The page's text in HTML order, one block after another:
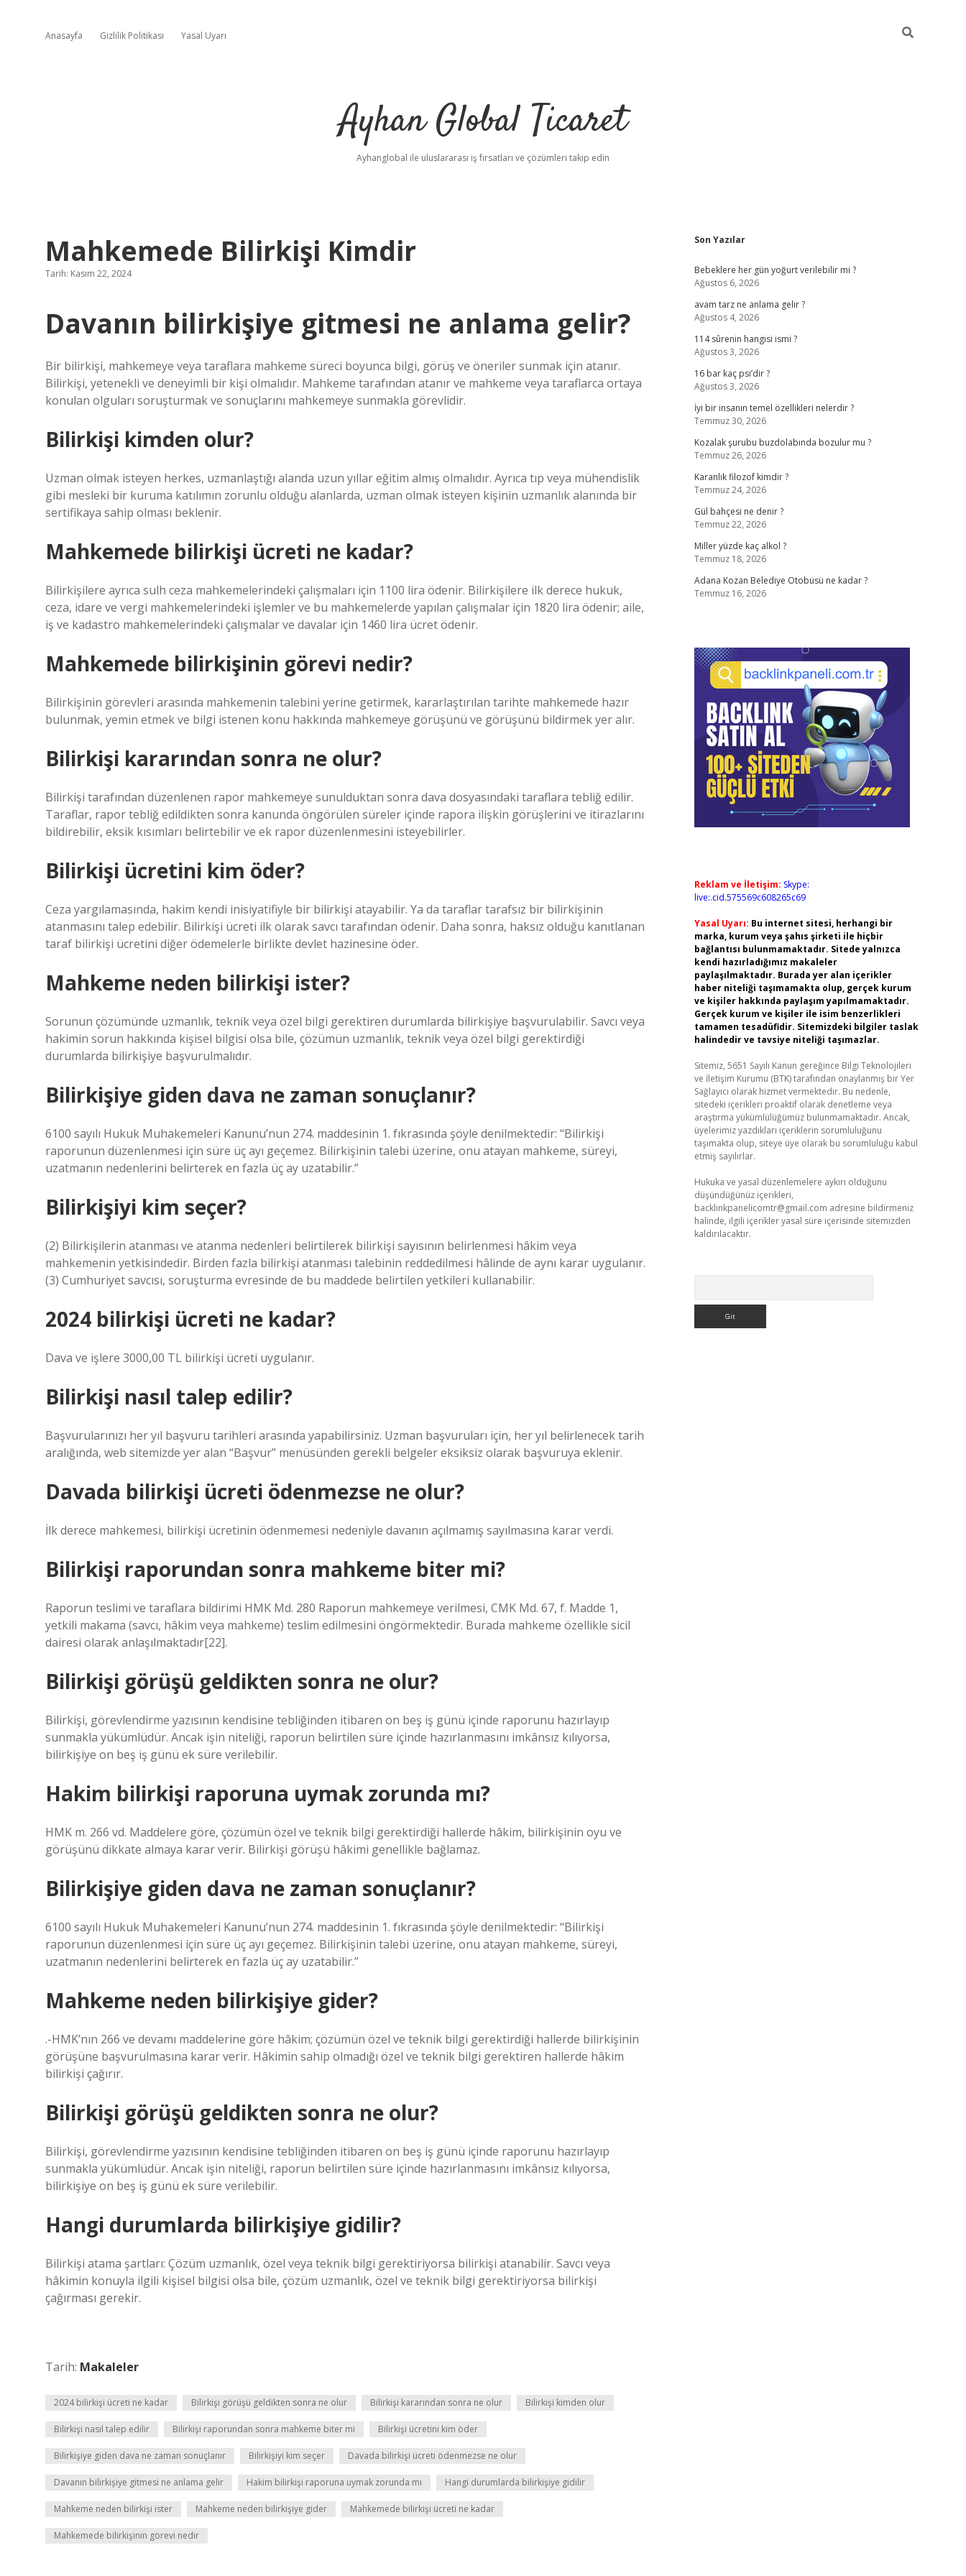
Anasayfa Gizlilik Politikası Yasal Uyarı
Ayhan Global Ticaret
Ayhanglobal ile uluslararası iş fırsatları ve çözümleri takip edin
Mahkemede Bilirkişi Kimdir
Tarih: Kasım 22, 2024
Davanın bilirkişiye gitmesi ne anlama gelir?
Bir bilirkişi, mahkemeye veya taraflara mahkeme süreci boyunca bilgi, görüş ve öneriler sunmak için atanır.
Bilirkişi, yetenekli ve deneyimli bir kişi olmalıdır. Mahkeme tarafından atanır ve mahkeme veya taraflarca ortaya
konulan olguları soruşturmak ve sonuçlarını mahkemeye sunmakla görevlidir.
Bilirkişi kimden olur?
Uzman olmak isteyen herkes, uzmanlaştığı alanda uzun yıllar eğitim almış olmalıdır. Ayrıca tıp veya mühendislik
gibi mesleki bir kuruma katılımın zorunlu olduğu alanlarda, uzman olmak isteyen kişinin uzmanlık alanında bir
sertifikaya sahip olması beklenir.
Mahkemede bilirkişi ücreti ne kadar?
Bilirkişilere ayrıca sulh ceza mahkemelerindeki çalışmaları için 1100 lira ödenir. Bilirkişilere ilk derece hukuk,
ceza, idare ve vergi mahkemelerindeki işlemler ve bu mahkemelerde yapılan çalışmalar için 1820 lira ödenir; aile,
iş ve kadastro mahkemelerindeki çalışmalar ve davalar için 1460 lira ücret ödenir.
Mahkemede bilirkişinin görevi nedir?
Bilirkişinin görevleri arasında mahkemenin talebini yerine getirmek, kararlaştırılan tarihte mahkemede hazır
bulunmak, yemin etmek ve bilgi istenen konu hakkında mahkemeye görüşünü ve görüşünü bildirmek yer alır.
Bilirkişi kararından sonra ne olur?
Bilirkişi tarafından düzenlenen rapor mahkemeye sunulduktan sonra dava dosyasındaki taraflara tebliğ edilir.
Taraflar, rapor tebliğ edildikten sonra kanunda öngörülen süreler içinde rapora ilişkin görüşlerini ve itirazlarını
bildirebilir, eksik kısımları belirtebilir ve ek rapor düzenlenmesini isteyebilirler.
Bilirkişi ücretini kim öder?
Ceza yargılamasında, hakim kendi inisiyatifiyle bir bilirkişi atayabilir. Ya da taraflar tarafsız bir bilirkişinin
atanmasını talep edebilir. Bilirkişi ücreti ilk olarak savcı tarafından ödenir. Daha sonra, haksız olduğu kanıtlanan
taraf bilirkişi ücretini diğer ödemelerle birlikte devlet hazinesine öder.
Mahkeme neden bilirkişi ister?
Sorunun çözümünde uzmanlık, teknik veya özel bilgi gerektiren durumlarda bilirkişiye başvurulabilir. Savcı veya
hakimin sorun hakkında kişisel bilgisi olsa bile, çözümün uzmanlık, teknik veya özel bilgi gerektirdiği
durumlarda bilirkişiye başvurulmalıdır.
Bilirkişiye giden dava ne zaman sonuçlanır?
6100 sayılı Hukuk Muhakemeleri Kanunu’nun 274. maddesinin 1. fıkrasında şöyle denilmektedir: “Bilirkişi
raporunun düzenlenmesi için süre üç ayı geçemez. Bilirkişinin talebi üzerine, onu atayan mahkeme, süreyi,
uzatmanın nedenlerini belirterek en fazla üç ay uzatabilir.”
Bilirkişiyi kim seçer?
(2) Bilirkişilerin atanması ve atanma nedenleri belirtilerek bilirkişi sayısının belirlenmesi hâkim veya
mahkemenin yetkisindedir. Birden fazla bilirkişi atanması talebinin reddedilmesi hâlinde de aynı karar uygulanır.
(3) Cumhuriyet savcısı, soruşturma evresinde de bu maddede belirtilen yetkileri kullanabilir.
2024 bilirkişi ücreti ne kadar?
Dava ve işlere 3000,00 TL bilirkişi ücreti uygulanır.
Bilirkişi nasıl talep edilir?
Başvurularınızı her yıl başvuru tarihleri ​​arasında yapabilirsiniz. Uzman başvuruları için, her yıl belirlenecek tarih
aralığında, web sitemizde yer alan “Başvur” menüsünden gerekli belgeler eksiksiz olarak başvuruya eklenir.
Davada bilirkişi ücreti ödenmezse ne olur?
İlk derece mahkemesi, bilirkişi ücretinin ödenmemesi nedeniyle davanın açılmamış sayılmasına karar verdi.
Bilirkişi raporundan sonra mahkeme biter mi?
Raporun teslimi ve taraflara bildirimi HMK Md. 280 Raporun mahkemeye verilmesi, CMK Md. 67, f. Madde 1,
yetkili makama (savcı, hâkim veya mahkeme) teslim edilmesini öngörmektedir. Burada mahkeme özellikle sicil
dairesi olarak anlaşılmaktadır[22].
Bilirkişi görüşü geldikten sonra ne olur?
Bilirkişi, görevlendirme yazısının kendisine tebliğinden itibaren on beş iş günü içinde raporunu hazırlayıp
sunmakla yükümlüdür. Ancak işin niteliği, raporun belirtilen süre içinde hazırlanmasını imkânsız kılıyorsa,
bilirkişiye on beş iş günü ek süre verilebilir.
Hakim bilirkişi raporuna uymak zorunda mı?
HMK m. 266 vd. Maddelere göre, çözümün özel ve teknik bilgi gerektirdiği hallerde hâkim, bilirkişinin oyu ve
görüşünü dikkate almaya karar verir. Bilirkişi görüşü hâkimi genellikle bağlamaz.
Bilirkişiye giden dava ne zaman sonuçlanır?
6100 sayılı Hukuk Muhakemeleri Kanunu’nun 274. maddesinin 1. fıkrasında şöyle denilmektedir: “Bilirkişi
raporunun düzenlenmesi için süre üç ayı geçemez. Bilirkişinin talebi üzerine, onu atayan mahkeme, süreyi,
uzatmanın nedenlerini belirterek en fazla üç ay uzatabilir.”
Mahkeme neden bilirkişiye gider?
.-HMK’nın 266 ve devamı maddelerine göre hâkim; çözümün özel ve teknik bilgi gerektirdiği hallerde bilirkişinin
görüşüne başvurulmasına karar verir. Hâkimin sahip olmadığı özel ve teknik bilgi gerektiren hallerde hâkim
bilirkişi çağırır.
Bilirkişi görüşü geldikten sonra ne olur?
Bilirkişi, görevlendirme yazısının kendisine tebliğinden itibaren on beş iş günü içinde raporunu hazırlayıp
sunmakla yükümlüdür. Ancak işin niteliği, raporun belirtilen süre içinde hazırlanmasını imkânsız kılıyorsa,
bilirkişiye on beş iş günü ek süre verilebilir.
Hangi durumlarda bilirkişiye gidilir?
Bilirkişi atama şartları: Çözüm uzmanlık, özel veya teknik bilgi gerektiriyorsa bilirkişi atanabilir. Savcı veya
hâkimin konuyla ilgili kişisel bilgisi olsa bile, çözüm uzmanlık, özel ve teknik bilgi gerektiriyorsa bilirkişi
çağırması gerekir.
Tarih: Makaleler
2024 bilirkişi ücreti ne kadar Bilirkişi görüşü geldikten sonra ne olur Bilirkişi kararından sonra ne olur Bilirkişi kimden olur
Bilirkişi nasıl talep edilir Bilirkişi raporundan sonra mahkeme biter mi Bilirkişi ücretini kim öder
Bilirkişiye giden dava ne zaman sonuçlanır Bilirkişiyi kim seçer Davada bilirkişi ücreti ödenmezse ne olur
Davanın bilirkişiye gitmesi ne anlama gelir Hakim bilirkişi raporuna uymak zorunda mı Hangi durumlarda bilirkişiye gidilir
Mahkeme neden bilirkişi ister Mahkeme neden bilirkişiye gider Mahkemede bilirkişi ücreti ne kadar
Mahkemede bilirkişinin görevi nedir
Sidebar
Son Yazılar
Bebeklere her gün yoğurt verilebilir mi ?
Ağustos 6, 2026
avam tarz ne anlama gelir ?
Ağustos 4, 2026
114 sûrenin hangisi ismi ?
Ağustos 3, 2026
16 bar kaç psi’dir ?
Ağustos 3, 2026
İyi bir insanın temel özellikleri nelerdir ?
Temmuz 30, 2026
Kozalak şurubu buzdolabında bozulur mu ?
Temmuz 26, 2026
Karanlık filozof kimdir ?
Temmuz 24, 2026
Gül bahçesi ne denir ?
Temmuz 22, 2026
Miller yüzde kaç alkol ?
Temmuz 18, 2026
Adana Kozan Belediye Otobüsü ne kadar ?
Temmuz 16, 2026
Reklam ve İletişim: Skype:
live:.cid.575569c608265c69
Yasal Uyarı: Bu internet sitesi, herhangi bir
marka, kurum veya şahıs şirketi ile hiçbir
bağlantısı bulunmamaktadır. Sitede yalnızca
kendi hazırladığımız makaleler
paylaşılmaktadır. Burada yer alan içerikler
haber niteliği taşımamakta olup, gerçek kurum
ve kişiler hakkında paylaşım yapılmamaktadır.
Gerçek kurum ve kişiler ile isim benzerlikleri
tamamen tesadüfidir. Sitemizdeki bilgiler taslak
halindedir ve tavsiye niteliği taşımazlar.
Sitemiz, 5651 Sayılı Kanun gereğince Bilgi Teknolojileri
ve İletişim Kurumu (BTK) tarafından onaylanmış bir Yer
Sağlayıcı olarak hizmet vermektedir. Bu nedenle,
sitedeki içerikleri proaktif olarak denetleme veya
araştırma yükümlülüğümüz bulunmamaktadır. Ancak,
üyelerimiz yazdıkları içeriklerin sorumluluğunu
taşımakta olup, siteye üye olarak bu sorumluluğu kabul
etmiş sayılırlar.
Hukuka ve yasal düzenlemelere aykırı olduğunu
düşündüğünüz içerikleri,
backlinkpanelicomtr@gmail.com adresine bildirmeniz
halinde, ilgili içerikler yasal süre içerisinde sitemizden
kaldırılacaktır.